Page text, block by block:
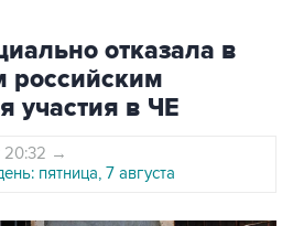
отказала в
российским
участия в ЧЕ
20:32 →
пятница, 7 августа